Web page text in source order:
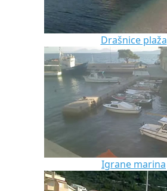
Drašnice plaža
Igrane marina